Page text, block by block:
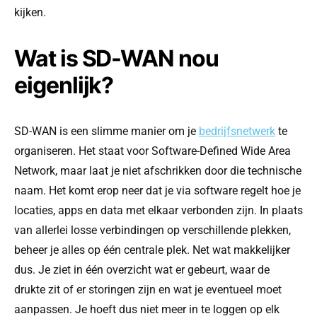
kijken.
Wat is SD-WAN nou
eigenlijk?
SD-WAN is een slimme manier om je bedrijfsnetwerk te
organiseren. Het staat voor Software-Defined Wide Area
Network, maar laat je niet afschrikken door die technische
naam. Het komt erop neer dat je via software regelt hoe je
locaties, apps en data met elkaar verbonden zijn. In plaats
van allerlei losse verbindingen op verschillende plekken,
beheer je alles op één centrale plek. Net wat makkelijker
dus. Je ziet in één overzicht wat er gebeurt, waar de
drukte zit of er storingen zijn en wat je eventueel moet
aanpassen. Je hoeft dus niet meer in te loggen op elk